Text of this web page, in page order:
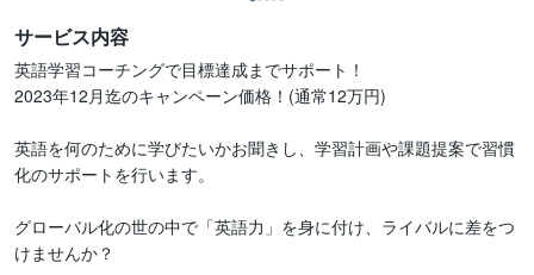
サービス内容
英語学習コーチングで目標達成までサポート！
2023年12月迄のキャンペーン価格！(通常12万円)
英語を何のために学びたいかお聞きし、学習計画や課題提案で習慣
化のサポートを行います。
グローバル化の世の中で「英語力」を身に付け、ライバルに差をつ
けませんか？